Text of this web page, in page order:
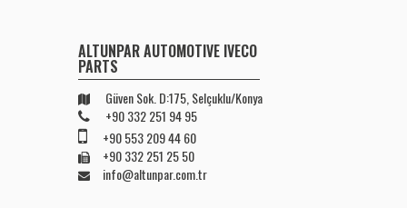
ALTUNPAR AUTOMOTIVE IVECO
PARTS
Güven Sok. D:175, Selçuklu/Konya
+90 332 251 94 95
+90 553 209 44 60
+90 332 251 25 50
info@altunpar.com.tr